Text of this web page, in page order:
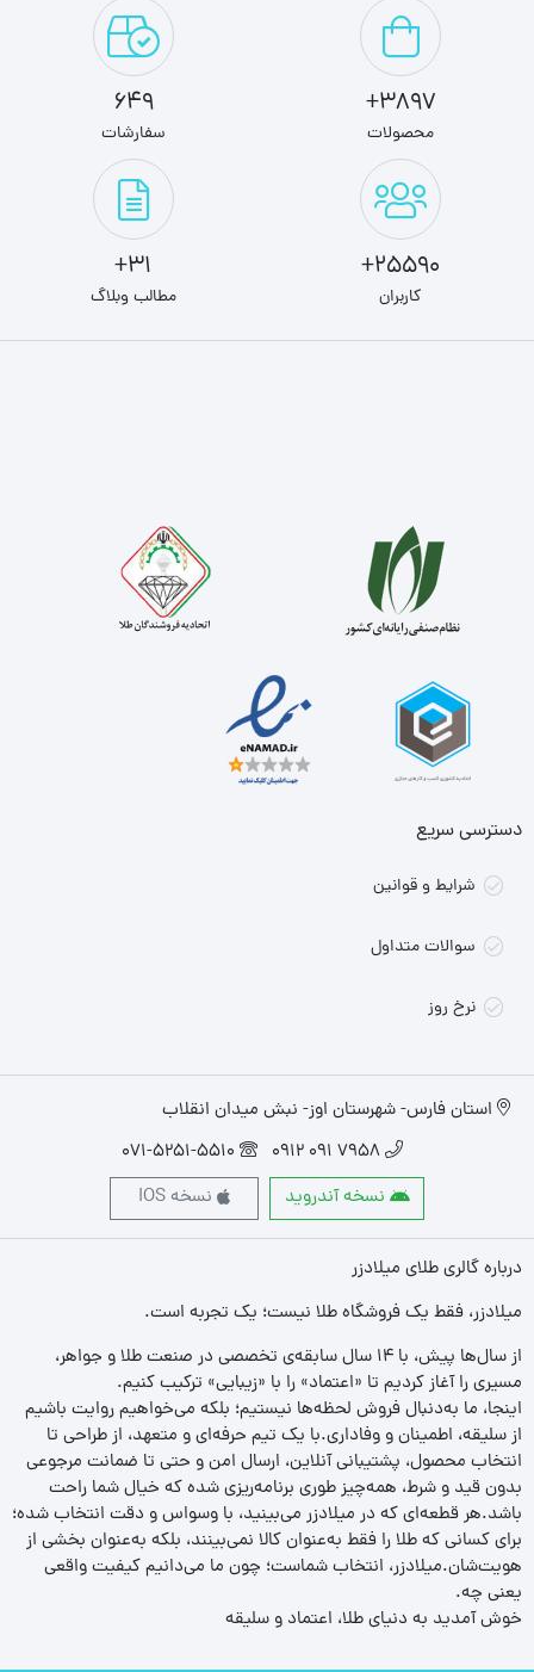
3897+
محصولات
649
سفارشات
25590+
کاربران
31+
مطالب وبلاگ
دسترسی سریع
شرایط و قوانین
سوالات متداول
نرخ روز
استان فارس- شهرستان اوز- نبش میدان انقلاب
7958 091 0912
071-5251-5510
نسخه آندروید
نسخه IOS
درباره گالری طلای میلادزر
میلادزر، فقط یک فروشگاه طلا نیست؛ یک تجربه‌ است.
از سال‌ها پیش، با ۱۴ سال سابقه‌ی تخصصی در صنعت طلا و جواهر،
مسیری را آغاز کردیم تا «اعتماد» را با «زیبایی» ترکیب کنیم.
اینجا، ما به‌دنبال فروش لحظه‌ها نیستیم؛ بلکه می‌خواهیم روایت باشیم
از سلیقه، اطمینان و وفاداری.با یک تیم حرفه‌ای و متعهد، از طراحی تا
انتخاب محصول، پشتیبانی آنلاین، ارسال امن و حتی تا ضمانت مرجوعی
بدون قید و شرط، همه‌چیز طوری برنامه‌ریزی شده که خیال شما راحت
باشد.هر قطعه‌ای که در میلادزر می‌بینید، با وسواس و دقت انتخاب شده؛
برای کسانی که طلا را فقط به‌عنوان کالا نمی‌بینند، بلکه به‌عنوان بخشی از
هویت‌شان.میلادزر، انتخاب شماست؛ چون ما می‌دانیم کیفیت واقعی
یعنی چه.
خوش آمدید به دنیای طلا، اعتماد و سلیقه